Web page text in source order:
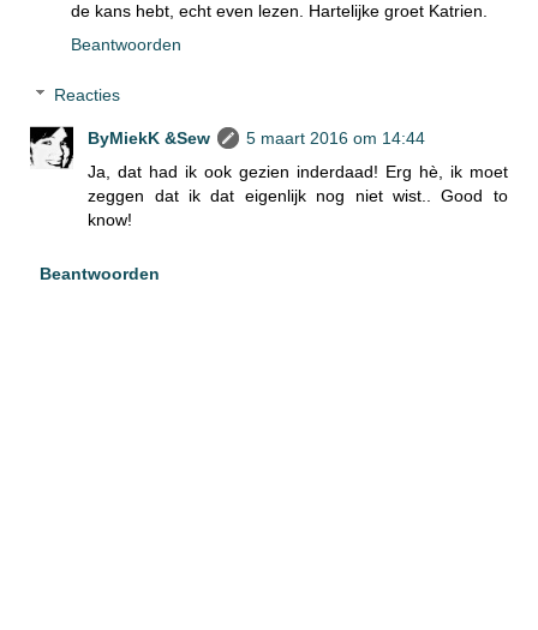
de kans hebt, echt even lezen. Hartelijke groet Katrien.
Beantwoorden
Reacties
ByMiekK &Sew
5 maart 2016 om 14:44
Ja, dat had ik ook gezien inderdaad! Erg hè, ik moet
zeggen dat ik dat eigenlijk nog niet wist.. Good to
know!
Beantwoorden